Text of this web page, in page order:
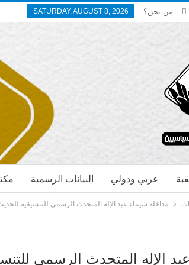
SATURDAY, AUGUST 8, 2026 من نحن؟
البيانات الرسمية عربي ودولي
مداخلة شيماء عبد الإله المتحدث الرسمى للتنسيقية
الإله المتحدث الرسمى